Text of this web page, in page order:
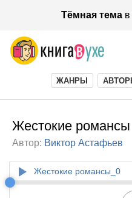
Тёмная темав
ЖАНРЫ
Жестокие романсы
Автор: Виктор Астафьев
Жестокие романсы_0